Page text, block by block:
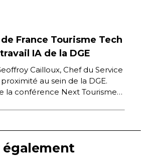
France Tourisme Tech
IA de la DGE
Cailloux, Chef du Service
au sein de la DGE.
la conférence Next Tourisme